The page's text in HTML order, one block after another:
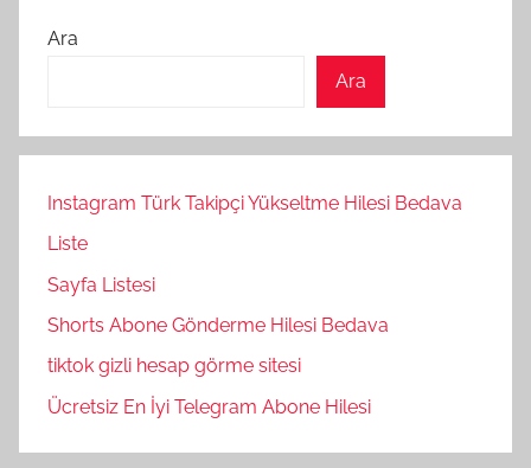
Ara
Ara
Instagram Türk Takipçi Yükseltme Hilesi Bedava
Liste
Sayfa Listesi
Shorts Abone Gönderme Hilesi Bedava
tiktok gizli hesap görme sitesi
Ücretsiz En İyi Telegram Abone Hilesi